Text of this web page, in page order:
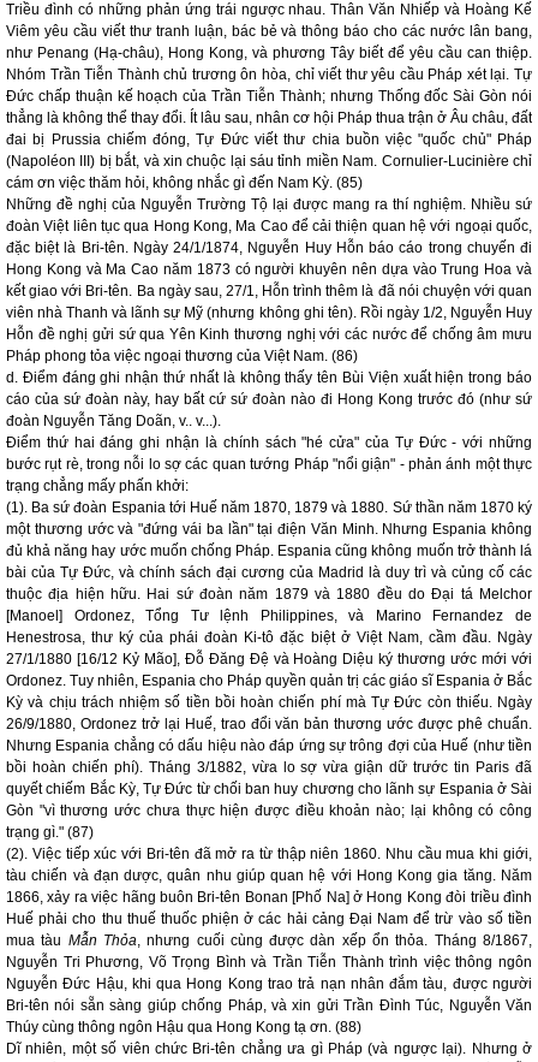
Triều đình có những phản ứng trái ngược nhau. Thân Văn Nhiếp và Hoàng Kế
Viêm yêu cầu viết thư tranh luận, bác bẻ và thông báo cho các nước lân bang,
như Penang (Hạ-châu), Hong Kong, và phương Tây biết để yêu cầu can thiệp.
Nhóm Trần Tiễn Thành chủ trương ôn hòa, chỉ viết thư yêu cầu Pháp xét lại. Tự
Đức chấp thuận kế hoạch của Trần Tiễn Thành; nhưng Thống đốc Sài Gòn nói
thẳng là không thể thay đổi. Ít lâu sau, nhân cơ hội Pháp thua trận ở Âu châu, đất
đai bị Prussia chiếm đóng, Tự Đức viết thư chia buồn việc "quốc chủ" Pháp
(Napoléon III) bị bắt, và xin chuộc lại sáu tỉnh miền Nam. Cornulier-Lucinière chỉ
cám ơn việc thăm hỏi, không nhắc gì đến Nam Kỳ. (85)
Những đề nghị của Nguyễn Trường Tộ lại được mang ra thí nghiệm. Nhiều sứ
đoàn Việt liên tục qua Hong Kong, Ma Cao để cải thiện quan hệ với ngoại quốc,
đặc biệt là Bri-tên. Ngày 24/1/1874, Nguyễn Huy Hỗn báo cáo trong chuyến đi
Hong Kong và Ma Cao năm 1873 có người khuyên nên dựa vào Trung Hoa và
kết giao với Bri-tên. Ba ngày sau, 27/1, Hỗn trình thêm là đã nói chuyện với quan
viên nhà Thanh và lãnh sự Mỹ (nhưng không ghi tên). Rồi ngày 1/2, Nguyễn Huy
Hỗn đề nghị gửi sứ qua Yên Kinh thương nghị với các nước để chống âm mưu
Pháp phong tỏa việc ngoại thương của Việt Nam. (86)
d. Điểm đáng ghi nhận thứ nhất là không thấy tên Bùi Viện xuất hiện trong báo
cáo của sứ đoàn này, hay bất cứ sứ đoàn nào đi Hong Kong trước đó (như sứ
đoàn Nguyễn Tăng Doãn, v.. v...).
Điểm thứ hai đáng ghi nhận là chính sách "hé cửa" của Tự Đức - với những
bước rụt rè, trong nỗi lo sợ các quan tướng Pháp "nổi giận" - phản ánh một thực
trạng chẳng mấy phấn khởi:
(1). Ba sứ đoàn Espania tới Huế năm 1870, 1879 và 1880. Sứ thần năm 1870 ký
một thương ước và "đứng vái ba lần" tại điện Văn Minh. Nhưng Espania không
đủ khả năng hay ước muốn chống Pháp. Espania cũng không muốn trở thành lá
bài của Tự Đức, và chính sách đại cương của Madrid là duy trì và củng cố các
thuộc địa hiện hữu. Hai sứ đoàn năm 1879 và 1880 đều do Đại tá Melchor
[Manoel] Ordonez, Tổng Tư lệnh Philippines, và Marino Fernandez de
Henestrosa, thư ký của phái đoàn Ki-tô đặc biệt ở Việt Nam, cầm đầu. Ngày
27/1/1880 [16/12 Kỷ Mão], Đỗ Đăng Đệ và Hoàng Diệu ký thương ước mới với
Ordonez. Tuy nhiên, Espania cho Pháp quyền quản trị các giáo sĩ Espania ở Bắc
Kỳ và chịu trách nhiệm số tiền bồi hoàn chiến phí mà Tự Đức còn thiếu. Ngày
26/9/1880, Ordonez trở lại Huế, trao đổi văn bản thương ước được phê chuẩn.
Nhưng Espania chẳng có dấu hiệu nào đáp ứng sự trông đợi của Huế (như tiền
bồi hoàn chiến phí). Tháng 3/1882, vừa lo sợ vừa giận dữ trước tin Paris đã
quyết chiếm Bắc Kỳ, Tự Đức từ chối ban huy chương cho lãnh sự Espania ở Sài
Gòn "vì thương ước chưa thực hiện được điều khoản nào; lại không có công
trạng gì." (87)
(2). Việc tiếp xúc với Bri-tên đã mở ra từ thập niên 1860. Nhu cầu mua khi giới,
tàu chiến và đạn dược, quân nhu giúp quan hệ với Hong Kong gia tăng. Năm
1866, xảy ra việc hãng buôn Bri-tên Bonan [Phố Na] ở Hong Kong đòi triều đình
Huế phải cho thu thuế thuốc phiện ở các hải cảng Đại Nam để trừ vào số tiền
mua tàu Mẫn Thỏa, nhưng cuối cùng được dàn xếp ổn thỏa. Tháng 8/1867,
Nguyễn Tri Phương, Võ Trọng Bình và Trần Tiễn Thành trình việc thông ngôn
Nguyễn Đức Hậu, khi qua Hong Kong trao trả nạn nhân đắm tàu, được người
Bri-tên nói sẵn sàng giúp chống Pháp, và xin gửi Trần Đình Túc, Nguyễn Văn
Thúy cùng thông ngôn Hậu qua Hong Kong tạ ơn. (88)
Dĩ nhiên, một số viên chức Bri-tên chẳng ưa gì Pháp (và ngược lại). Nhưng ở